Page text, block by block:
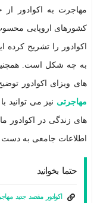
مزایای
اکوادور
روش
های
ویزای
اقامت
مهاجرت به اکوادور از
کشورهای اروپایی
اکوادور را تشریح کرده
به چه شکل است. همچنین
های ویزای اکوادور
مهاجرتی نیز می توانید
های زندگی در اکوادور
اطلاعات جامعی به دست
حتما بخوانید
اکوادور مقصد جدید